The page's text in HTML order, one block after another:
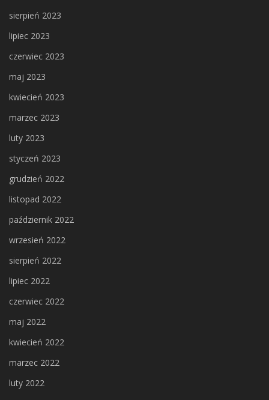
sierpień 2023
lipiec 2023
czerwiec 2023
maj 2023
kwiecień 2023
marzec 2023
luty 2023
styczeń 2023
grudzień 2022
listopad 2022
październik 2022
wrzesień 2022
sierpień 2022
lipiec 2022
czerwiec 2022
maj 2022
kwiecień 2022
marzec 2022
luty 2022